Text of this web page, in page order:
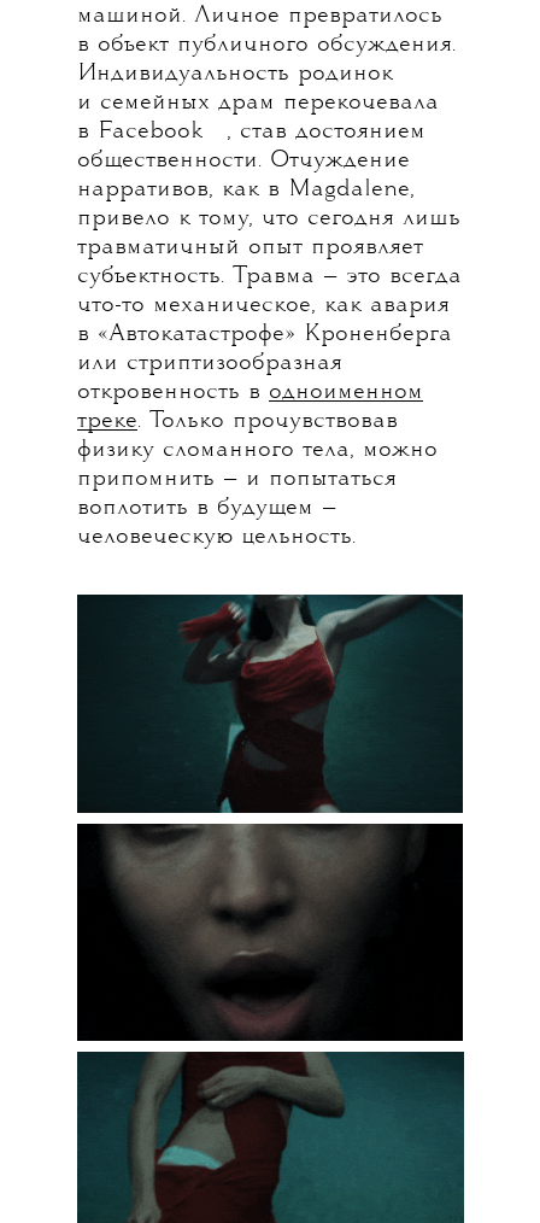
машиной. Личное превратилось
в объект публичного обсуждения.
Индивидуальность родинок
и семейных драм перекочевала
в Facebook
, став достоянием
общественности. Отчуждение
нарративов, как в Magdalene,
привело к тому, что сегодня лишь
травматичный опыт проявляет
субъектность. Травма — это всегда
что-то механическое, как авария
в «Автокатастрофе» Кроненберга
или стриптизообразная
откровенность в одноименном
треке. Только прочувствовав
физику сломанного тела, можно
припомнить — и попытаться
воплотить в будущем —
человеческую цельность.